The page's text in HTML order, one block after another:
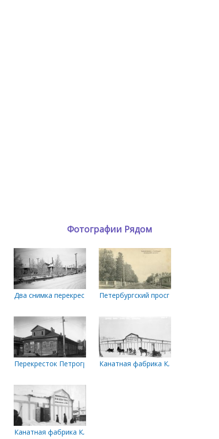
Фотографии Рядом
Два снимка перекрестка Логинова-Ломоносова.
Петербургский проспект
Перекресток Петроградского проспекта и Успенской улицы
Канатная фабрика Клафтона в
Канатная фабрика Клафтона. 1918-1919 гг